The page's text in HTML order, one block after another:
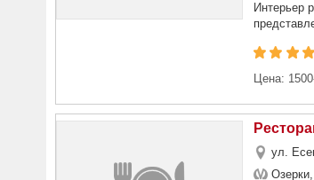
Интерьер
Цена:
ул.